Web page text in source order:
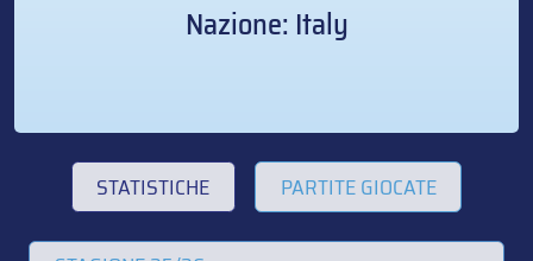
Nazione: Italy
STATISTICHE PARTITE GIOCATE